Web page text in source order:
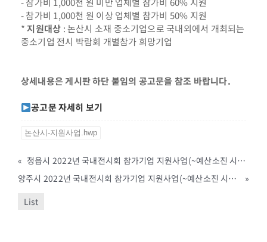
- 참가비 1,000천 원 이상 업체별 참가비 50% 지원
*지원대상 : 논산시 소재 중소기업으로 국내외에서 개최되는
중소기업 전시 박람회 개별참가 희망기업
상세내용은 게시판 하단 붙임의 공고문을 참조 바랍니다.
공고문 자세히 보기
논산시-지원사업.hwp
«
정읍시 2022년 국내전시회 참가기업 지원사업(~예산소진 시까지)
양주시 2022년 국내전시회 참가기업 지원사업(~예산소진 시까지)
»
List